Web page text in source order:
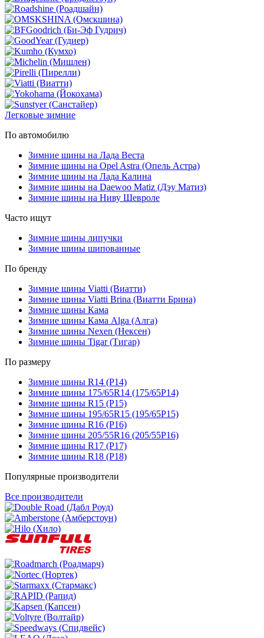
Легковые зимние
По автомобилю
Зимние шины на Лада Веста
Зимние шины на Opel Astra (Опель Астра)
Зимние шины на Лада Калина
Зимние шины на Daewoo Matiz (Дэу Матиз)
Зимние шины на Ниву Шевроле
Часто ищут
Зимние шины липучки
Зимние шины шипованные
По бренду
Зимние шины Viatti (Виатти)
Зимние шины Viatti Brina (Виатти Брина)
Зимние шины Кама
Зимние шины Кама Alga (Алга)
Зимние шины Nexen (Нексен)
Зимние шины Tigar (Тигар)
По размеру
Зимние шины R14 (Р14)
Зимние шины 175/65R14 (175/65Р14)
Зимние шины R15 (Р15)
Зимние шины 195/65R15 (195/65Р15)
Зимние шины R16 (Р16)
Зимние шины 205/55R16 (205/55Р16)
Зимние шины R17 (Р17)
Зимние шины R18 (Р18)
Популярные производители
Все производители